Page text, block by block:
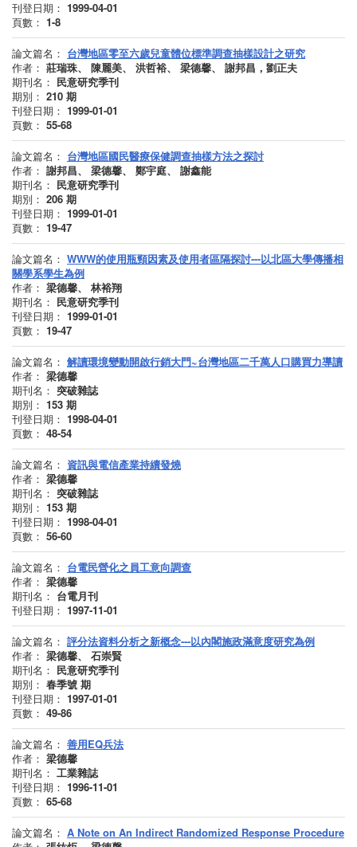
刊登日期： 1999-04-01
頁數： 1-8
論文篇名： 台灣地區零至六歲兒童體位標準調查抽樣設計之研究
作者： 莊瑞珠、 陳麗美、 洪哲裕、 梁德馨、 謝邦昌，劉正夫
期刊名： 民意研究季刊
期別： 210 期
刊登日期： 1999-01-01
頁數： 55-68
論文篇名： 台灣地區國民醫療保健調查抽樣方法之探討
作者： 謝邦昌、 梁德馨、 鄭宇庭、 謝鑫能
期刊名： 民意研究季刊
期別： 206 期
刊登日期： 1999-01-01
頁數： 19-47
論文篇名： WWW的使用瓶頸因素及使用者區隔探討---以北區大學傳播相
關學系學生為例
作者： 梁德馨、 林裕翔
期刊名： 民意研究季刊
刊登日期： 1999-01-01
頁數： 19-47
論文篇名： 解讀環境變動開啟行銷大門~台灣地區二千萬人口購買力導讀
作者： 梁德馨
期刊名： 突破雜誌
期別： 153 期
刊登日期： 1998-04-01
頁數： 48-54
論文篇名： 資訊與電信產業持續發燒
作者： 梁德馨
期刊名： 突破雜誌
期別： 153 期
刊登日期： 1998-04-01
頁數： 56-60
論文篇名： 台電民營化之員工意向調查
作者： 梁德馨
期刊名： 台電月刊
刊登日期： 1997-11-01
論文篇名： 評分法資料分析之新概念---以內閣施政滿意度研究為例
作者： 梁德馨、 石崇賢
期刊名： 民意研究季刊
期別： 春季號 期
刊登日期： 1997-01-01
頁數： 49-86
論文篇名： 善用EQ兵法
作者： 梁德馨
期刊名： 工業雜誌
刊登日期： 1996-11-01
頁數： 65-68
論文篇名： A Note on An Indirect Randomized Response Procedure